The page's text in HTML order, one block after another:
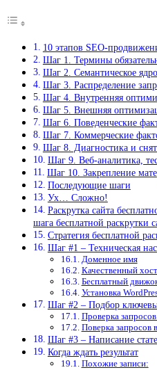
10 этапов SEO-
Шаг 1. Термины
Шаг 2. Семантическое ядро
Шаг 3. Распределение
Шаг 4. Внутренняя
Шаг 5. Внешняя
Шаг 6. Поведенческие
Шаг 7. Коммерческие
Шаг 8. Диагностика и
Шаг 9. Веб-аналитика,
Шаг 10. Закрепление
Последующие шаги
Ух… Сложно!
Раскрутка сайта
шага бесплатной раскрутки
Стратегия бесплатной
Шаг #1 – Техническая
Доменное имя
Качественный
Бесплатный
Установка
Шаг #2 – Подбор
Проверка
Поверка запросов
Шаг #3 – Написание
Когда ждать результат
Похожие записи: